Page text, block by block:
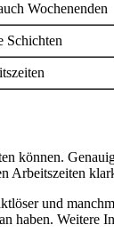
Wochenenden
Schichten
können.
und
haben. Weitere